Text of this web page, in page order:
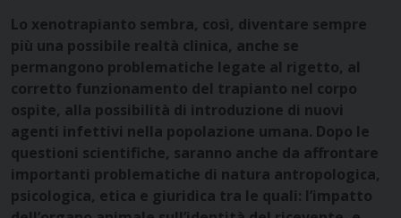
Lo xenotrapianto sembra, così, diventare sempre
più una possibile realtà clinica, anche se
permangono problematiche legate al rigetto, al
corretto funzionamento del trapianto nel corpo
ospite, alla possibilità di introduzione di nuovi
agenti infettivi nella popolazione umana. Dopo le
questioni scientifiche, saranno anche da affrontare
importanti problematiche di natura antropologica,
psicologica, etica e giuridica tra le quali: l’impatto